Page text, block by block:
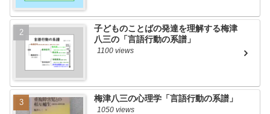
子どものことばの発達を理解する梅津
八三の「言語行動の系譜」
1100 views
梅津八三の心理学「言語行動の系譜」
1050 views